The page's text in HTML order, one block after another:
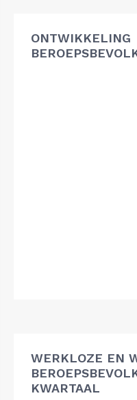
ONTWIKKELING
WERKLOZE EN
KWARTAAL